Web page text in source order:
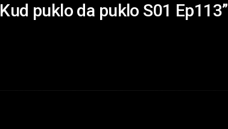
puklo da puklo S01 Ep113”